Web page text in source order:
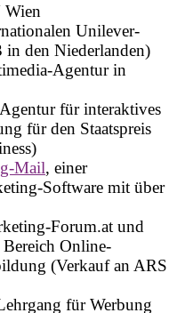
Wien
Unilever-
in den Niederlanden)
Agentur in
für interaktives
für den Staatspreis
Mail, einer
Software mit über
Forum.at und
Online-
(Verkauf an ARS
für Werbung